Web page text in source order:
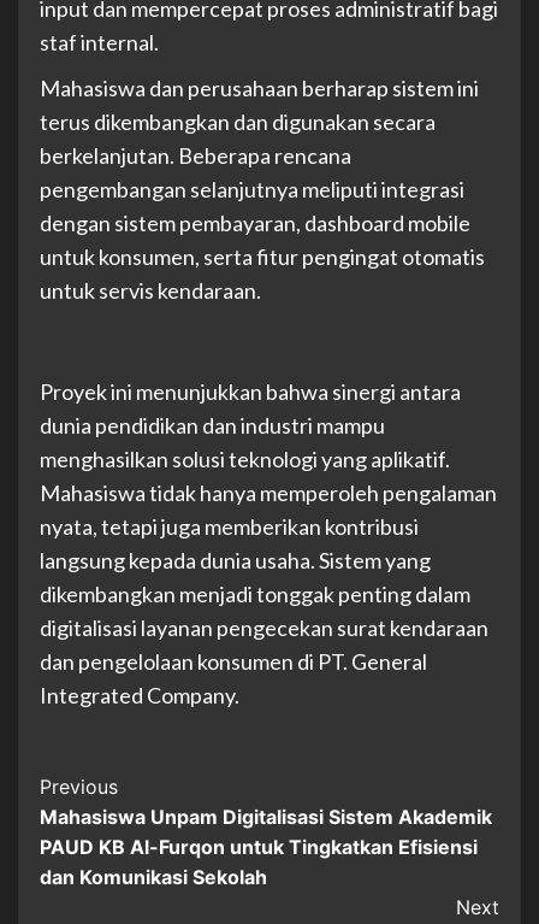
input dan mempercepat proses administratif bagi
staf internal.
Mahasiswa dan perusahaan berharap sistem ini
terus dikembangkan dan digunakan secara
berkelanjutan. Beberapa rencana
pengembangan selanjutnya meliputi integrasi
dengan sistem pembayaran, dashboard mobile
untuk konsumen, serta fitur pengingat otomatis
untuk servis kendaraan.
Proyek ini menunjukkan bahwa sinergi antara
dunia pendidikan dan industri mampu
menghasilkan solusi teknologi yang aplikatif.
Mahasiswa tidak hanya memperoleh pengalaman
nyata, tetapi juga memberikan kontribusi
langsung kepada dunia usaha. Sistem yang
dikembangkan menjadi tonggak penting dalam
digitalisasi layanan pengecekan surat kendaraan
dan pengelolaan konsumen di PT. General
Integrated Company.
Continue
Reading
Previous
Mahasiswa Unpam Digitalisasi Sistem Akademik
PAUD KB Al-Furqon untuk Tingkatkan Efisiensi
dan Komunikasi Sekolah
Next